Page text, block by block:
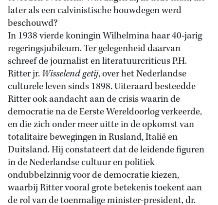
later als een calvinistische houwdegen werd
beschouwd?
In 1938 vierde koningin Wilhelmina haar 40-jarig
regeringsjubileum. Ter gelegenheid daarvan
schreef de journalist en literatuurcriticus P.H.
Ritter jr. Wisselend getij, over het Nederlandse
culturele leven sinds 1898. Uiteraard besteedde
Ritter ook aandacht aan de crisis waarin de
democratie na de Eerste Wereldoorlog verkeerde,
en die zich onder meer uitte in de opkomst van
totalitaire bewegingen in Rusland, Italië en
Duitsland. Hij constateert dat de leidende figuren
in de Nederlandse cultuur en politiek
ondubbelzinnig voor de democratie kiezen,
waarbij Ritter vooral grote betekenis toekent aan
de rol van de toenmalige minister-president, dr.